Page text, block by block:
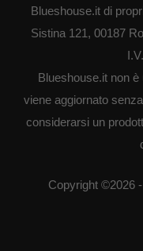
Blueshouse.it di
Sistina 121, 00187
Blueshouse.it non
viene aggiornato
considerarsi un
Copyright ©2026